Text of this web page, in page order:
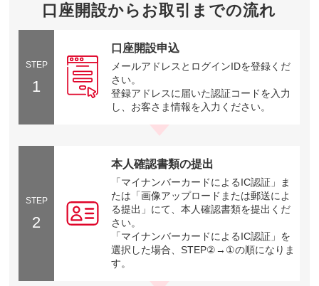
口座開設からお取引までの流れ
STEP
1
口座開設申込
メールアドレスとログインIDを登録くだ
さい。
登録アドレスに届いた認証コードを入力
し、お客さま情報を入力ください。
STEP
2
本人確認書類の提出
「マイナンバーカードによるIC認証」ま
たは「画像アップロードまたは郵送によ
る提出」にて、本人確認書類を提出くだ
さい。
「マイナンバーカードによるIC認証」を
選択した場合、STEP②→①の順になりま
す。